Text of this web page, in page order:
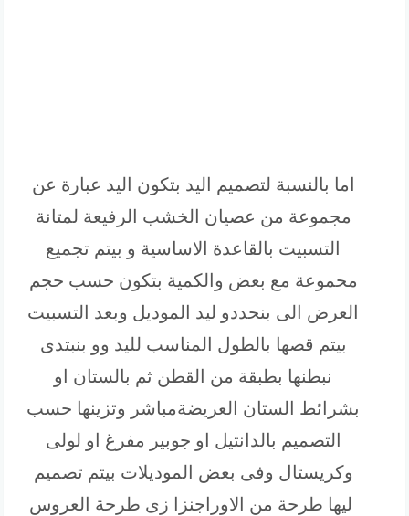
اما بالنسبة لتصميم اليد بتكون اليد عبارة عن
مجموعة من عصيان الخشب الرفيعة لمتانة
التسبيت بالقاعدة الاساسية و بيتم تجميع
محموعة مع بعض والكمية بتكون حسب حجم
العرض الى بنحددو ليد الموديل وبعد التسبيت
بيتم قصها بالطول المناسب لليد وو بنبتدى
نبطنها بطبقة من القطن ثم بالستان او
بشرائط الستان العريضةمباشر وتزينها حسب
التصميم بالدانتيل او جوبير مفرغ او لولى
وكريستال وفى بعض الموديلات بيتم تصميم
ليها طرحة من الاوراجنزا زى طرحة العروس